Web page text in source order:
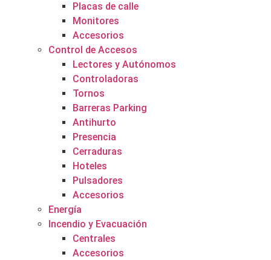
Placas de calle
Monitores
Accesorios
Control de Accesos
Lectores y Autónomos
Controladoras
Tornos
Barreras Parking
Antihurto
Presencia
Cerraduras
Hoteles
Pulsadores
Accesorios
Energía
Incendio y Evacuación
Centrales
Accesorios